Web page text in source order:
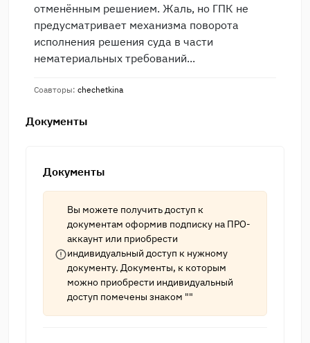
отменённым решением. Жаль, но ГПК не
предусматривает механизма поворота
исполнения решения суда в части
нематериальных требований...
Соавторы: chechetkina
Документы
Документы
Вы можете получить доступ к
документам оформив подписку на ПРО-
аккаунт или приобрести
индивидуальный доступ к нужному
документу. Документы, к которым
можно приобрести индивидуальный
доступ помечены знаком ""